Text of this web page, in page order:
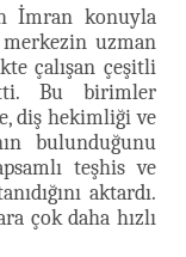
İmran konuyla
uzman
çalışan çeşitli
Bu birimler
diş hekimliği ve
bulunduğunu
teşhis ve
aktardı.
çok daha hızlı